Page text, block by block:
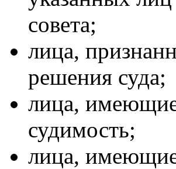
совета;
лица,
решения суда;
лица,
судимость;
лица,